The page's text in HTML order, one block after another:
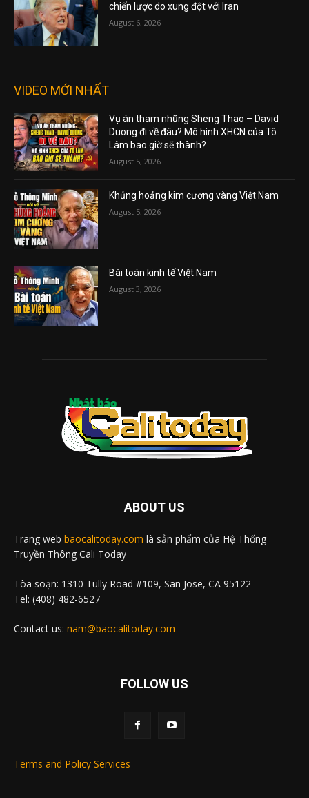
chiến lược do xung đột với Iran
August 6, 2026
VIDEO MỚI NHẤT
Vụ án tham nhũng Sheng Thao – David
Duong đi về đâu? Mô hình XHCN của Tô
Lâm bao giờ sẽ thành?
August 5, 2026
Khủng hoảng kim cương vàng Việt Nam
August 5, 2026
Bài toán kinh tế Việt Nam
August 3, 2026
ABOUT US
Trang web baocalitoday.com là sản phẩm của Hệ Thống
Truyền Thông Cali Today
Tòa soạn: 1310 Tully Road #109, San Jose, CA 95122
Tel: (408) 482-6527
Contact us: nam@baocalitoday.com
FOLLOW US
Terms and Policy Services